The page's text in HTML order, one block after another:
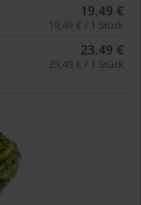
19,49 €
19,49 € / 1 Stück
23,49 €
23,49 € / 1 Stück